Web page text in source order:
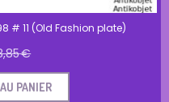
# 11 (Old Fashion plate)
€
PANIER